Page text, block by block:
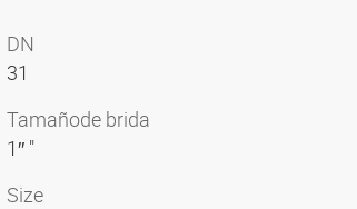
DN
31
Tamañode brida
1″ "
Size